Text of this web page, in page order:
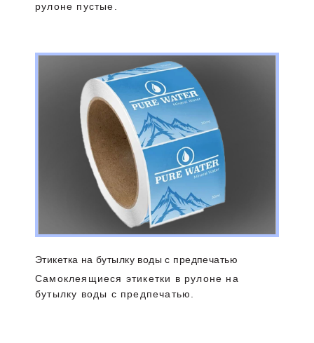
рулоне пустые.
Этикетка на бутылку воды с предпечатью
Самоклеящиеся этикетки в рулоне на
бутылку воды с предпечатью.